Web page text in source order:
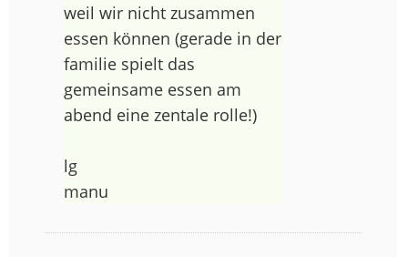
weil wir nicht zusammen
essen können (gerade in der
familie spielt das
gemeinsame essen am
abend eine zentale rolle!)
lg
manu